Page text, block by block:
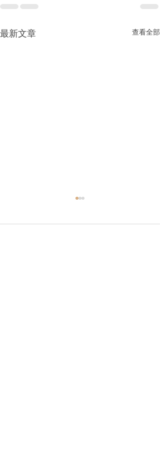
最新文章 查看全部